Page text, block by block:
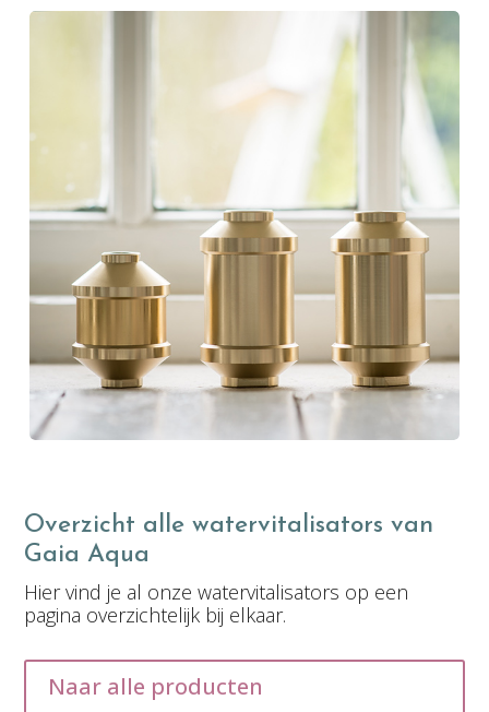
Overzicht alle watervitalisators van
Gaia Aqua
Hier vind je al onze watervitalisators op een
pagina overzichtelijk bij elkaar.
Naar alle producten